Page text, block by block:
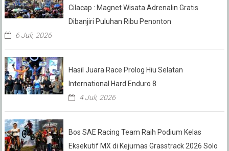
Cilacap : Magnet Wisata Adrenalin Gratis
Dibanjiri Puluhan Ribu Penonton
6 Juli, 2026
Hasil Juara Race Prolog Hiu Selatan
International Hard Enduro 8
4 Juli, 2026
Bos SAE Racing Team Raih Podium Kelas
Eksekutif MX di Kejurnas Grasstrack 2026 Solo